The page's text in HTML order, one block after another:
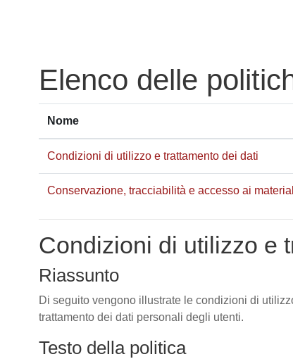
Elenco delle
Nome
Condizioni di utilizzo e trattamento dei dati
Conservazione, tracciabilità e accesso ai
Condizioni di utilizzo e
Riassunto
Di seguito vengono illustrate le condizioni di
trattamento dei dati personali degli utenti.
Testo della politica